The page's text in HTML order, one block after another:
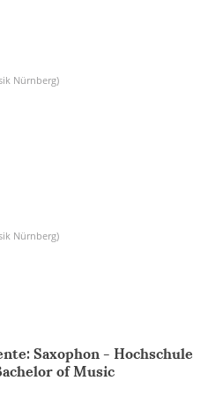
Nürnberg)
Nürnberg)
Saxophon - Hochschule
of Music